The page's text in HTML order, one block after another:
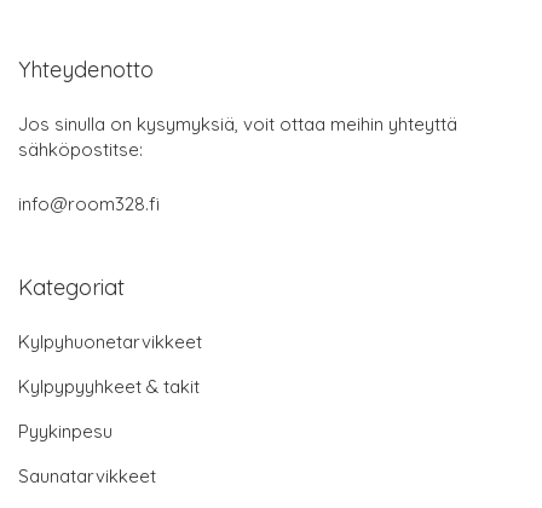
Yhteydenotto
Jos sinulla on kysymyksiä, voit ottaa meihin yhteyttä
sähköpostitse:
info@room328.fi
Kategoriat
Kylpyhuonetarvikkeet
Kylpypyyhkeet & takit
Pyykinpesu
Saunatarvikkeet